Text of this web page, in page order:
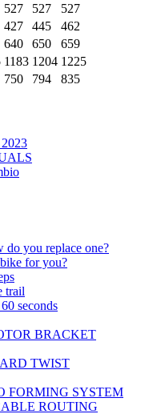
527 527
527
427 445
462
640 650
659
1183 1204 1225
750 794 835
do you replace one?
for you?
trail
seconds
BRACKET
TWIST
FORMING SYSTEM
ROUTING